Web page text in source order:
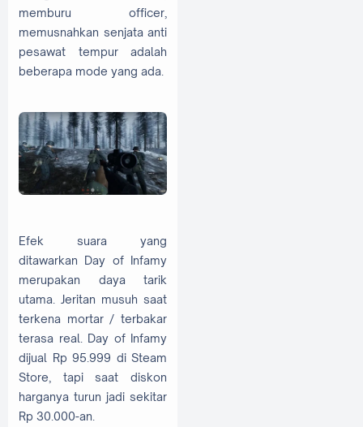
memburu officer,
memusnahkan senjata anti
pesawat tempur adalah
beberapa mode yang ada.
Efek suara yang
ditawarkan Day of Infamy
merupakan daya tarik
utama. Jeritan musuh saat
terkena mortar / terbakar
terasa real. Day of Infamy
dijual Rp 95.999 di Steam
Store, tapi saat diskon
harganya turun jadi sekitar
Rp 30.000-an.